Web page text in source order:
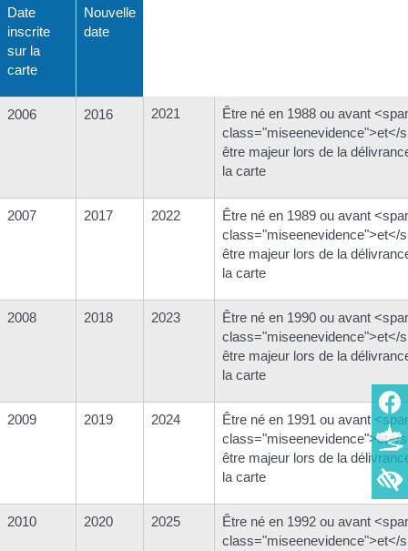
Date
inscrite
sur la
carte
Nouvelle
date
2006 2016 2021
Être né en 1988 ou avant
class="miseenevidence">et</
être majeur lors de la
la carte
2007 2017 2022
Être né en 1989 ou avant
class="miseenevidence">et</
être majeur lors de la
la carte
2008 2018 2023
Être né en 1990 ou avant
class="miseenevidence">et</
être majeur lors de la
la carte
2009 2019 2024
Être né en 1991 ou avant
class="miseenevidence">et</
être majeur lors de la
la carte
2010 2020 2025
Être né en 1992 ou avant
class="miseenevidence">et</